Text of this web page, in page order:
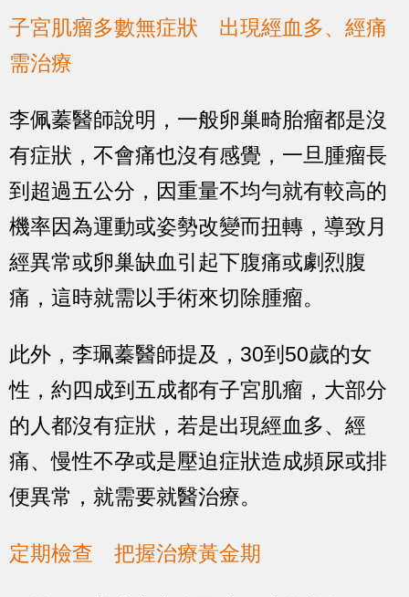
子宮肌瘤多數無症狀 出現經血多、經痛
需治療
李佩蓁醫師說明，一般卵巢畸胎瘤都是沒
有症狀，不會痛也沒有感覺，一旦腫瘤長
到超過五公分，因重量不均勻就有較高的
機率因為運動或姿勢改變而扭轉，導致月
經異常或卵巢缺血引起下腹痛或劇烈腹
痛，這時就需以手術來切除腫瘤。
此外，李珮蓁醫師提及，30到50歲的女
性，約四成到五成都有子宮肌瘤，大部分
的人都沒有症狀，若是出現經血多、經
痛、慢性不孕或是壓迫症狀造成頻尿或排
便異常，就需要就醫治療。
定期檢查 把握治療黃金期